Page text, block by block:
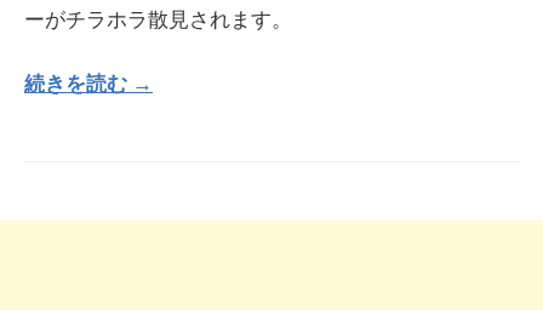
ーがチラホラ散見されます。
続きを読む →